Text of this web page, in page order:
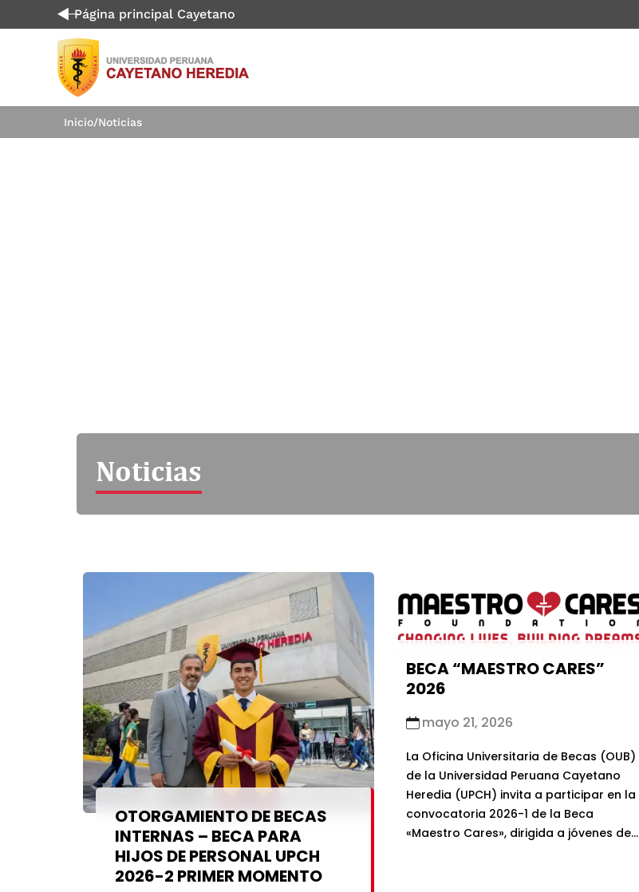
Página principal Cayetano
Inicio/Noticias
Noticias
OTORGAMIENTO DE BECAS
INTERNAS – BECA PARA
HIJOS DE PERSONAL UPCH
2026-2 PRIMER MOMENTO
BECA “MAESTRO CARES”
2026
mayo 21, 2026
La Oficina Universitaria de Becas (OUB)
de la Universidad Peruana Cayetano
Heredia (UPCH) invita a participar en la
convocatoria 2026-1 de la Beca
«Maestro Cares», dirigida a jóvenes de